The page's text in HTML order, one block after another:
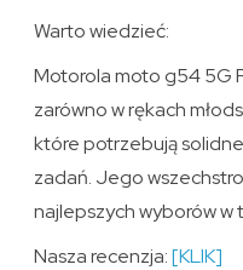
Warto wiedzieć:
Motorola moto g54 5G
zarówno w rękach
które potrzebują
zadań. Jego
najlepszych wyborów
Nasza recenzja:[KLIK]